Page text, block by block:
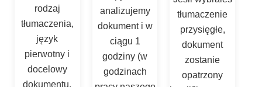
rodzaj
tłumaczenia,
język
pierwotny i
docelowy
dokumentu,
analizujemy
dokument i w
ciągu 1
godziny (w
godzinach
tłumaczenie
przysięgłe,
dokument
zostanie
opatrzony